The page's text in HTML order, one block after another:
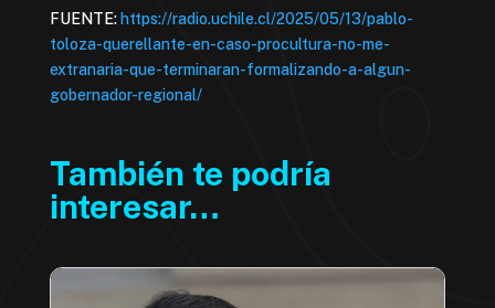
FUENTE: https://radio.uchile.cl/2025/05/13/pablo-
toloza-querellante-en-caso-procultura-no-me-
extranaria-que-terminaran-formalizando-a-algun-
gobernador-regional/
También te podría
interesar…